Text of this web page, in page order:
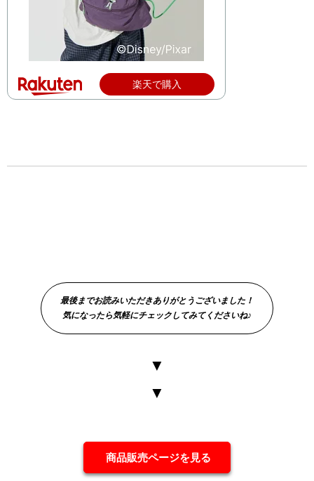
楽天で購入
最後までお読みいただきありがとうございました！
気になったら気軽にチェックしてみてくださいね♪
▼
▼
商品販売ページを見る